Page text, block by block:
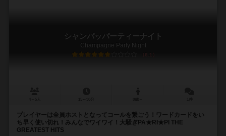
シャンパッパーティーナイト
Champagne Party Night
6.1
プレイヤーは全員ホストとなってコールを繋ごう！ワードカードをい
ち早く使い切れ！みんなでワイワイ！大騒ぎPA★RI★PI THE
GREATEST HITS